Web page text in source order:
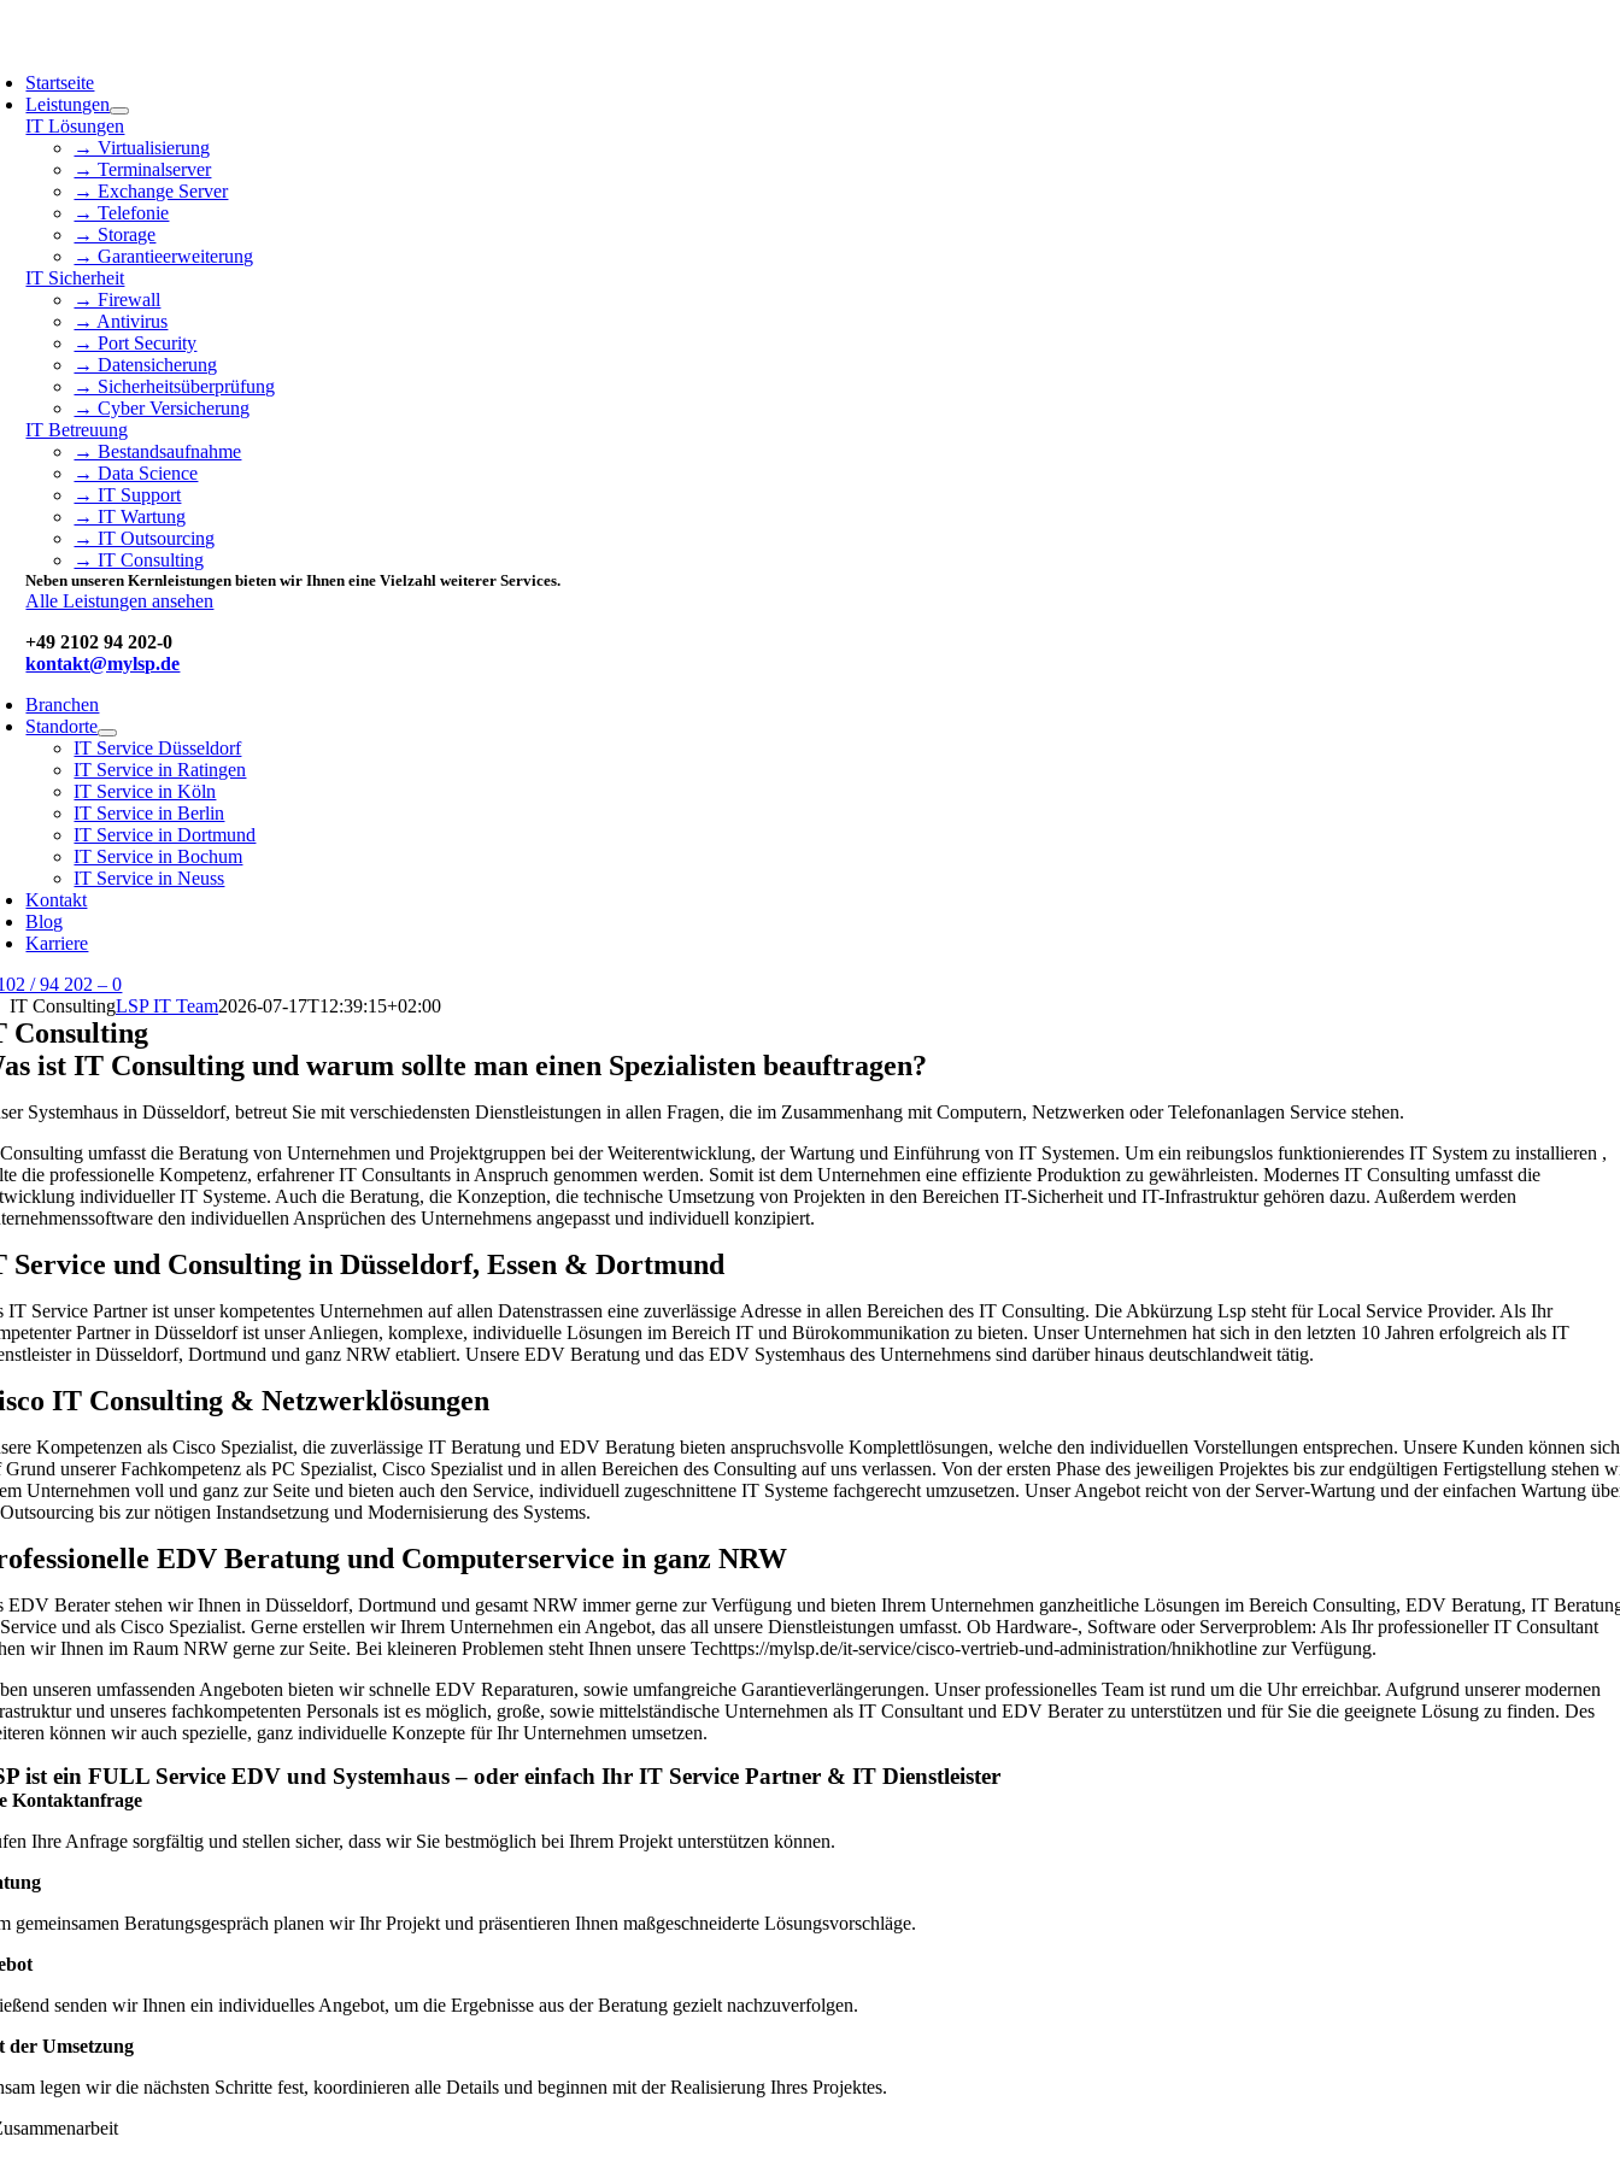
Startseite
Leistungen
IT Lösungen
→ Virtualisierung
→ Terminalserver
→ Exchange Server
→ Telefonie
→ Storage
→ Garantieerweiterung
IT Sicherheit
→ Firewall
→ Antivirus
→ Port Security
→ Datensicherung
→ Sicherheitsüberprüfung
→ Cyber Versicherung
IT Betreuung
→ Bestandsaufnahme
→ Data Science
→ IT Support
→ IT Wartung
→ IT Outsourcing
→ IT Consulting
Neben unseren Kernleistungen bieten wir Ihnen eine Vielzahl weiterer Services.
Alle Leistungen ansehen
+49 2102 94 202-0
kontakt@mylsp.de
Branchen
Standorte
IT Service Düsseldorf
IT Service in Ratingen
IT Service in Köln
IT Service in Berlin
IT Service in Dortmund
IT Service in Bochum
IT Service in Neuss
Kontakt
Blog
Karriere
/ 94 202 – 0
IT ConsultingLSP IT Team2026-07-17T12:39:15+02:00
Consulting
ist IT Consulting und warum sollte man einen Spezialisten beauftragen?
Systemhaus in Düsseldorf, betreut Sie mit verschiedensten Dienstleistungen in allen Fragen, die im Zusammenhang mit Computern, Netzwerken oder Telefonanlagen Service stehen.
umfasst die Beratung von Unternehmen und Projektgruppen bei der Weiterentwicklung, der Wartung und Einführung von IT Systemen. Um ein reibungslos funktionierendes IT System zu installieren ,
die professionelle Kompetenz, erfahrener IT Consultants in Anspruch genommen werden. Somit ist dem Unternehmen eine effiziente Produktion zu gewährleisten. Modernes IT Consulting umfasst die
individueller IT Systeme. Auch die Beratung, die Konzeption, die technische Umsetzung von Projekten in den Bereichen IT-Sicherheit und IT-Infrastruktur gehören dazu. Außerdem werden
den individuellen Ansprüchen des Unternehmens angepasst und individuell konzipiert.
Service und Consulting in Düsseldorf, Essen & Dortmund
IT Service Partner ist unser kompetentes Unternehmen auf allen Datenstrassen eine zuverlässige Adresse in allen Bereichen des IT Consulting. Die Abkürzung Lsp steht für Local Service Provider. Als Ihr
Partner in Düsseldorf ist unser Anliegen, komplexe, individuelle Lösungen im Bereich IT und Bürokommunikation zu bieten. Unser Unternehmen hat sich in den letzten 10 Jahren erfolgreich als IT
in Düsseldorf, Dortmund und ganz NRW etabliert. Unsere EDV Beratung und das EDV Systemhaus des Unternehmens sind darüber hinaus deutschlandweit tätig.
IT Consulting & Netzwerklösungen
Kompetenzen als Cisco Spezialist, die zuverlässige IT Beratung und EDV Beratung bieten anspruchsvolle Komplettlösungen, welche den individuellen Vorstellungen entsprechen. Unsere Kunden können sich
Grund unserer Fachkompetenz als PC Spezialist, Cisco Spezialist und in allen Bereichen des Consulting auf uns verlassen. Von der ersten Phase des jeweiligen Projektes bis zur endgültigen Fertigstellung stehen
Unternehmen voll und ganz zur Seite und bieten auch den Service, individuell zugeschnittene IT Systeme fachgerecht umzusetzen. Unser Angebot reicht von der Server-Wartung und der einfachen Wartung
bis zur nötigen Instandsetzung und Modernisierung des Systems.
EDV Beratung und Computerservice in ganz NRW
EDV Berater stehen wir Ihnen in Düsseldorf, Dortmund und gesamt NRW immer gerne zur Verfügung und bieten Ihrem Unternehmen ganzheitliche Lösungen im Bereich Consulting, EDV Beratung, IT
und als Cisco Spezialist. Gerne erstellen wir Ihrem Unternehmen ein Angebot, das all unsere Dienstleistungen umfasst. Ob Hardware-, Software oder Serverproblem: Als Ihr professioneller IT Consultant
wir Ihnen im Raum NRW gerne zur Seite. Bei kleineren Problemen steht Ihnen unsere Techttps://mylsp.de/it-service/cisco-vertrieb-und-administration/hnikhotline zur Verfügung.
unseren umfassenden Angeboten bieten wir schnelle EDV Reparaturen, sowie umfangreiche Garantieverlängerungen. Unser professionelles Team ist rund um die Uhr erreichbar. Aufgrund unserer modernen
und unseres fachkompetenten Personals ist es möglich, große, sowie mittelständische Unternehmen als IT Consultant und EDV Berater zu unterstützen und für Sie die geeignete Lösung zu finden. Des
können wir auch spezielle, ganz individuelle Konzepte für Ihr Unternehmen umsetzen.
ist ein FULL Service EDV und Systemhaus – oder einfach Ihr IT Service Partner & IT Dienstleister
Kontaktanfrage
Ihre Anfrage sorgfältig und stellen sicher, dass wir Sie bestmöglich bei Ihrem Projekt unterstützen können.
gemeinsamen Beratungsgespräch planen wir Ihr Projekt und präsentieren Ihnen maßgeschneiderte Lösungsvorschläge.
senden wir Ihnen ein individuelles Angebot, um die Ergebnisse aus der Beratung gezielt nachzuverfolgen.
der Umsetzung
legen wir die nächsten Schritte fest, koordinieren alle Details und beginnen mit der Realisierung Ihres Projektes.